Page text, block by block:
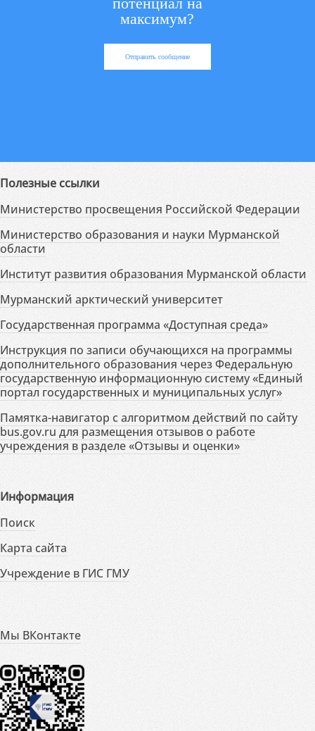
максимум?
Отправить сообщение
Полезные ссылки
Министерство просвещения Российской Федерации
Министерство образования и науки Мурманской
области
Институт развития образования Мурманской области
Мурманский арктический университет
Государственная программа «Доступная среда»
Инструкция по записи обучающихся на программы
дополнительного образования через Федеральную
государственную информационную систему «Единый
портал государственных и муниципальных услуг»
Памятка-навигатор с алгоритмом действий по сайту
bus.gov.ru для размещения отзывов о работе
учреждения в разделе «Отзывы и оценки»
Информация
Поиск
Карта сайта
Учреждение в ГИС ГМУ
Мы ВКонтакте